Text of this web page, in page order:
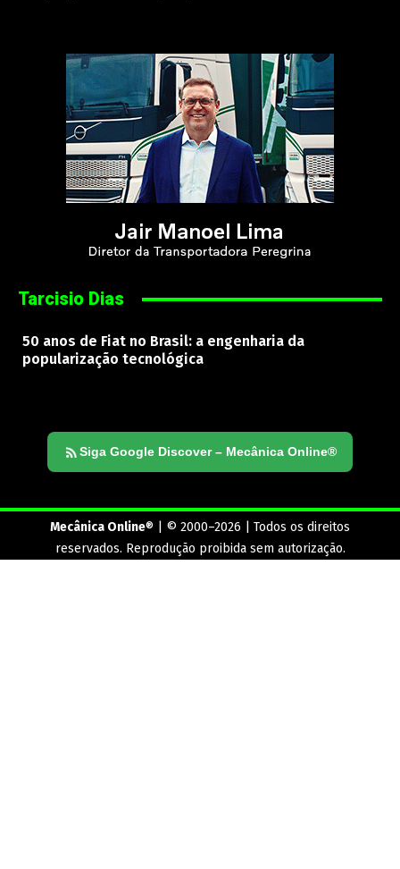
Tarcisio Dias
50 anos de Fiat no Brasil: a engenharia da
popularização tecnológica
Siga Google Discover – Mecânica Online®
Mecânica Online® | © 2000–2026 | Todos os direitos
reservados. Reprodução proibida sem autorização.